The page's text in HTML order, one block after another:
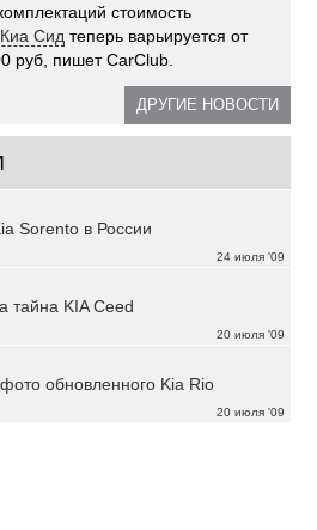
стоимость
Киа Сид теперь варьируется от
руб, пишет CarClub.
ДРУГИЕ НОВОСТИ
24 июля '09
Sorento в России
20 июля '09
тайна KIA Ceed
20 июля '09
обновленного Kia Rio